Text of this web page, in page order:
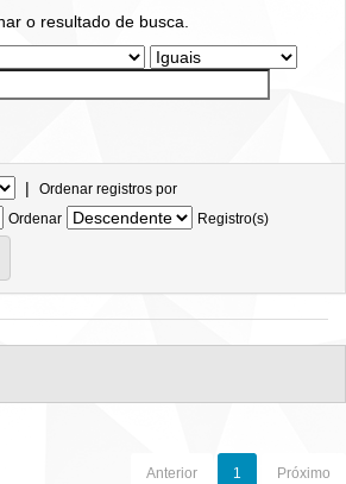
o resultado de busca.
| Ordenar registros por
Ordenar
Registro(s)
Anterior 1 Próximo